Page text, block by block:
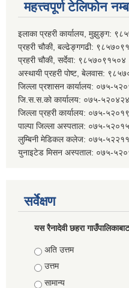
महत्त्वपूर्ण टेलिफोन
इलाका प्रहरी कार्यालय, मुझुङ्ग:
प्रहरी चौकी, बल्ढेङ्गगढी:
प्रहरी चौकी, सर्देवा: ९८५७०९१५०४
अस्थायी प्रहरी पोष्ट, बेलवास:
जिल्ला प्रशासन कार्यालय: ०७५-
जि.स.स.को कार्यालय: ०७५-
जिल्ला प्रहरी कार्यालय: ०७५-
पाल्पा जिल्ला अस्पताल: ०७५-
लुम्बिनी मेडिकल कलेज: ०७५-
युनाइटेड मिसन अस्पताल: ०७५-
सर्वेक्षण
यस रैनादेवी छहरा
Choices
अति उत्तम
उत्तम
सामान्य